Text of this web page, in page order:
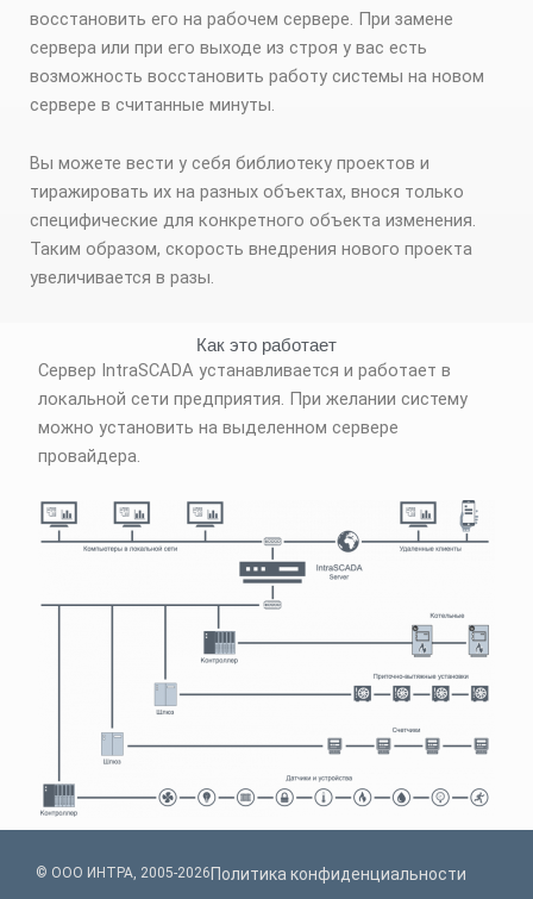
восстановить его на рабочем сервере. При замене
сервера или при его выходе из строя у вас есть
возможность восстановить работу системы на новом
сервере в считанные минуты.
Вы можете вести у себя библиотеку проектов и
тиражировать их на разных объектах, внося только
специфические для конкретного объекта изменения.
Таким образом, скорость внедрения нового проекта
увеличивается в разы.
Как это работает
Сервер IntraSCADA устанавливается и работает в
локальной сети предприятия. При желании систему
можно установить на выделенном сервере
провайдера.
© ООО ИНТРА, 2005-2026 Политика конфиденциальности